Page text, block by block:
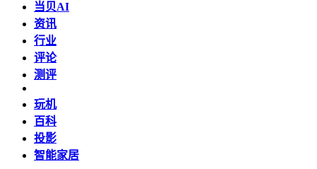
当贝AI
资讯
行业
评论
测评
玩机
百科
投影
智能家居